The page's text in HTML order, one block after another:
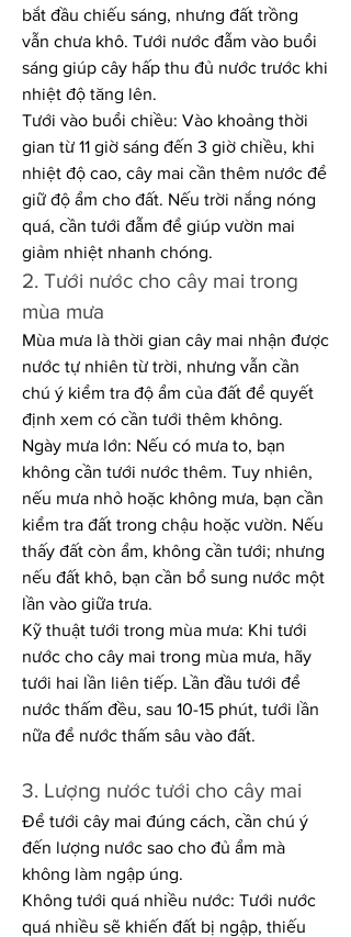
bắt đầu chiếu sáng, nhưng đất trồng
vẫn chưa khô. Tưới nước đẫm vào buổi
sáng giúp cây hấp thu đủ nước trước khi
nhiệt độ tăng lên.
Tưới vào buổi chiều: Vào khoảng thời
gian từ 11 giờ sáng đến 3 giờ chiều, khi
nhiệt độ cao, cây mai cần thêm nước để
giữ độ ẩm cho đất. Nếu trời nắng nóng
quá, cần tưới đẫm để giúp vườn mai
giảm nhiệt nhanh chóng.
2. Tưới nước cho cây mai trong
mùa mưa
Mùa mưa là thời gian cây mai nhận được
nước tự nhiên từ trời, nhưng vẫn cần
chú ý kiểm tra độ ẩm của đất để quyết
định xem có cần tưới thêm không.
Ngày mưa lớn: Nếu có mưa to, bạn
không cần tưới nước thêm. Tuy nhiên,
nếu mưa nhỏ hoặc không mưa, bạn cần
kiểm tra đất trong chậu hoặc vườn. Nếu
thấy đất còn ẩm, không cần tưới; nhưng
nếu đất khô, bạn cần bổ sung nước một
lần vào giữa trưa.
Kỹ thuật tưới trong mùa mưa: Khi tưới
nước cho cây mai trong mùa mưa, hãy
tưới hai lần liên tiếp. Lần đầu tưới để
nước thấm đều, sau 10-15 phút, tưới lần
nữa để nước thấm sâu vào đất.
3. Lượng nước tưới cho cây mai
Để tưới cây mai đúng cách, cần chú ý
đến lượng nước sao cho đủ ẩm mà
không làm ngập úng.
Không tưới quá nhiều nước: Tưới nước
quá nhiều sẽ khiến đất bị ngập, thiếu